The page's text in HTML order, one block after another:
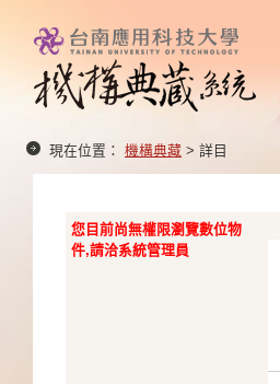
現在位置： 機構典藏 > 詳目
您目前尚無權限瀏覽數位物
件,請洽系統管理員